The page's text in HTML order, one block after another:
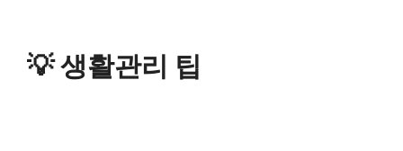
💡 생활관리 팁